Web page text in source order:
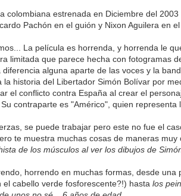
colombiana estrenada en Diciembre del
Pachón en el guión y Nixon Aguilera en
La película es horrenda, y horrenda le
limitada que parece hecha con fotogramas
alguna aparte de las voces y la
historia del Libertador Simón Bolívar por
el conflicto contra España al crear el
contraparte es "Américo", quien
se puede trabajar pero este no fue el
te muestra muchas cosas de maneras
de los músculos al ver los dibujos de
horrendo en muchas formas, desde una
cabello verde fosforescente?!) hasta los